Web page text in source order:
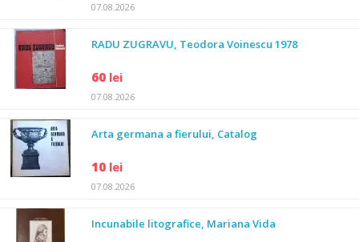
07.08.2026
RADU ZUGRAVU, Teodora Voinescu 1978
60 lei
07.08.2026
Arta germana a fierului, Catalog
10 lei
07.08.2026
Incunabile litografice, Mariana Vida